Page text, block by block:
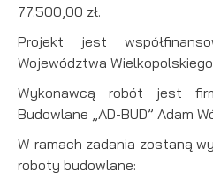
77.500,00 zł.
Projekt jest
Województwa
Wykonawcą robót jest
Budowlane „AD-BUD” Adam
W ramach zadania zostaną
roboty budowlane: